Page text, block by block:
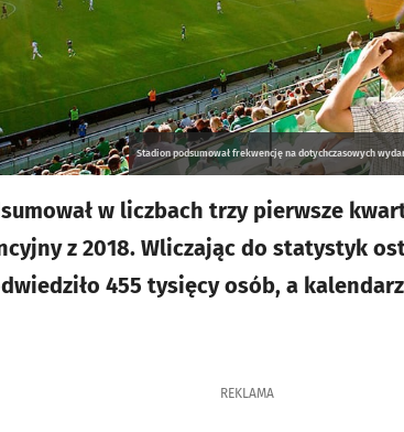
Stadion podsumował frekwencję na dotychczasowych
w liczbach trzy pierwsze
z 2018. Wliczając do statystyk
455 tysięcy osób, a
REKLAMA